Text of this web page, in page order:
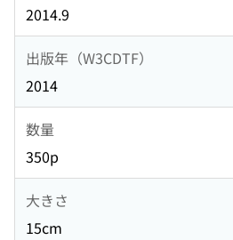
2014.9
出版年（W3CDTF）
2014
数量
350p
大きさ
15cm